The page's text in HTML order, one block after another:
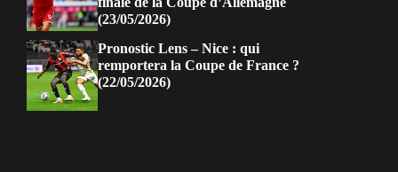
(23/05/2026)
Pronostic Lens – Nice : qui
remportera la Coupe de France ?
(22/05/2026)